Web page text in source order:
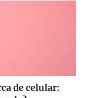
de celular: